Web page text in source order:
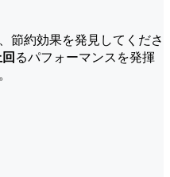
節約効果を発見してくださ
るパフォーマンスを発揮